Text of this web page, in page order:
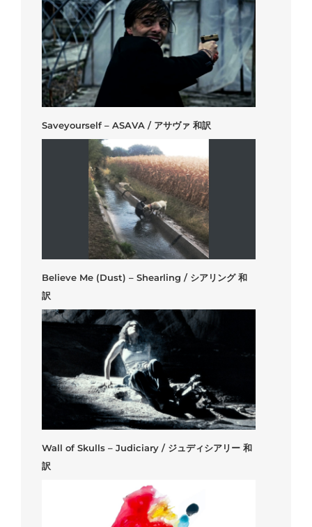
Saveyourself – ASAVA / アサヴァ 和訳
Believe Me (Dust) – Shearling / シアリング 和
訳
Wall of Skulls – Judiciary / ジュディシアリー 和
訳